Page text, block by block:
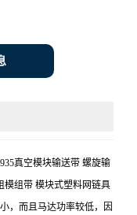
真空模块输送带 螺旋输
模组带 模块式塑料网链具
，而且马达功率较低，因